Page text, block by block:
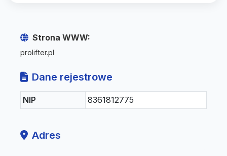
Strona WWW:
prolifter.pl
Dane rejestrowe
NIP 8361812775
Adres